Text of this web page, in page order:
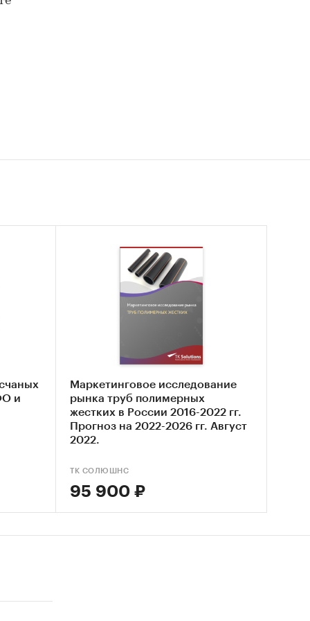
и
ТН
из
и
Маркетинговое исследование
рынка труб полимерных
жестких в России 2016-2022 гг.
Прогноз на 2022-2026 гг. Август
2022.
ТК СОЛЮШНС
95 900 ₽